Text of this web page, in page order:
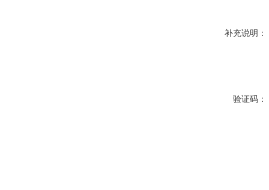
补充说明：
验证码：